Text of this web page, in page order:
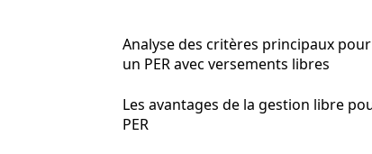
Analyse des critères principaux
un PER avec versements libres
Les avantages de la gestion libre
PER